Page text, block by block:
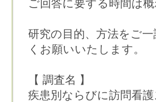
ご回答に要する時間は概
研究の目的、方法をご
くお願いいたします。
【 調査名 】
疾患別ならびに訪問看